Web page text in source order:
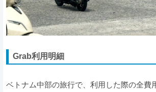
Grab利用明細
ベトナム中部の旅行で、利用した際の全費